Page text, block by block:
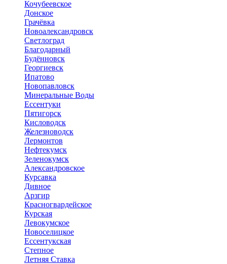
Кочубеевское
Донское
Грачёвка
Новоалександровск
Светлоград
Благодарный
Будённовск
Георгиевск
Ипатово
Новопавловск
Минеральные Воды
Ессентуки
Пятигорск
Кисловодск
Железноводск
Лермонтов
Нефтекумск
Зеленокумск
Александровское
Курсавка
Дивное
Арзгир
Красногвардейское
Курская
Левокумское
Новоселицкое
Ессентукская
Степное
Летняя Ставка